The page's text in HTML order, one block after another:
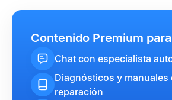
Contenido Premium para
Chat con especialista
Diagnósticos y manuales
reparación